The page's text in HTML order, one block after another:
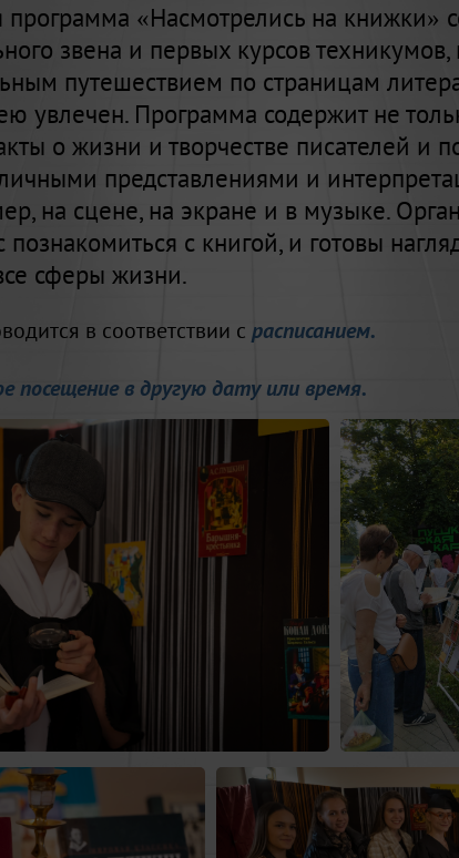
программа «Насмотрелись на книжки»
звена и первых курсов
путешествием по страницам
увлечен. Программа содержит не
о жизни и творчестве писателей и
представлениями и
на сцене, на экране и в музыке.
с книгой, и готовы
сферы жизни.
в соответствии срасписанием.
посещение в другую дату или время.